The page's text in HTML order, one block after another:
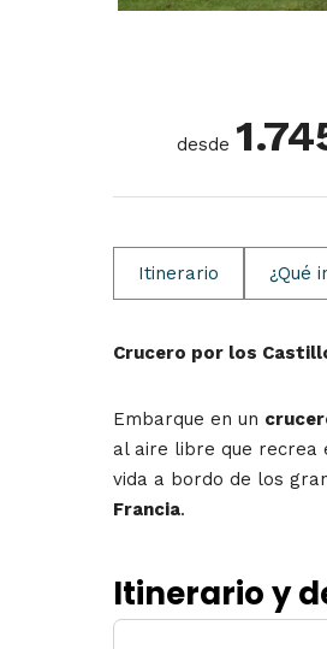
desde
Itinerario ¿Qué
Crucero por los
Embarque en un
al aire libre que recrea
vida a bordo de los
Francia.
Itinerario y